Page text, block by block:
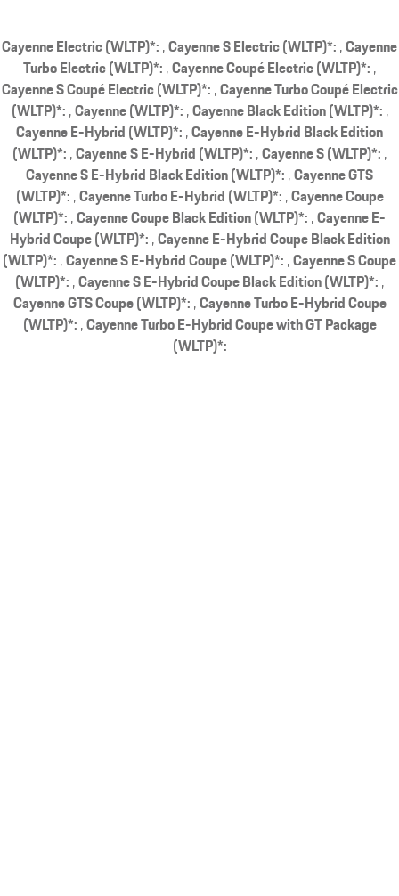
Cayenne Electric (WLTP)*: Cayenne S Electric (WLTP)*: Cayenne
Turbo Electric (WLTP)*: Cayenne Coupé Electric (WLTP)*:
Cayenne S Coupé Electric (WLTP)*: Cayenne Turbo Coupé Electric
(WLTP)*: Cayenne (WLTP)*: Cayenne Black Edition (WLTP)*:
Cayenne E-Hybrid (WLTP)*: Cayenne E-Hybrid Black Edition
(WLTP)*: Cayenne S E-Hybrid (WLTP)*: Cayenne S (WLTP)*:
Cayenne S E-Hybrid Black Edition (WLTP)*: Cayenne GTS
(WLTP)*: Cayenne Turbo E-Hybrid (WLTP)*: Cayenne Coupe
(WLTP)*: Cayenne Coupe Black Edition (WLTP)*: Cayenne E-
Hybrid Coupe (WLTP)*: Cayenne E-Hybrid Coupe Black Edition
(WLTP)*: Cayenne S E-Hybrid Coupe (WLTP)*: Cayenne S Coupe
(WLTP)*: Cayenne S E-Hybrid Coupe Black Edition (WLTP)*:
Cayenne GTS Coupe (WLTP)*: Cayenne Turbo E-Hybrid Coupe
(WLTP)*: Cayenne Turbo E-Hybrid Coupe with GT Package
(WLTP)*: